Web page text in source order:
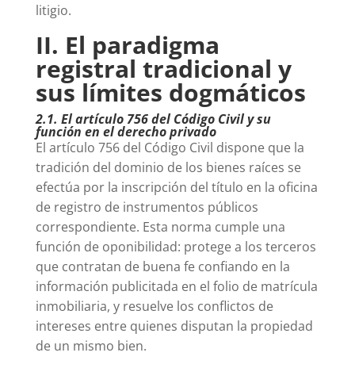
litigio.
II. El paradigma
registral tradicional y
sus límites dogmáticos
2.1. El artículo 756 del Código Civil y su
función en el derecho privado
El artículo 756 del Código Civil dispone que la
tradición del dominio de los bienes raíces se
efectúa por la inscripción del título en la oficina
de registro de instrumentos públicos
correspondiente. Esta norma cumple una
función de oponibilidad: protege a los terceros
que contratan de buena fe confiando en la
información publicitada en el folio de matrícula
inmobiliaria, y resuelve los conflictos de
intereses entre quienes disputan la propiedad
de un mismo bien.